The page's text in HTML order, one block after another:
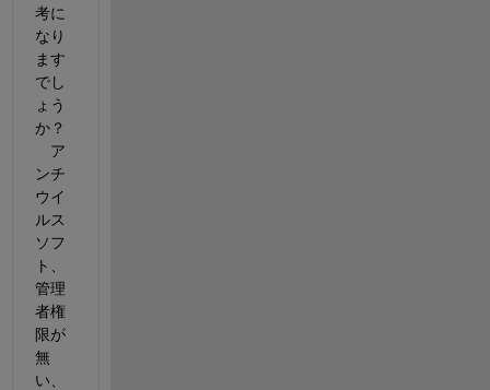
考に
なり
ます
でし
ょう
か？
ア
ンチ
ウイ
ルス
ソフ
ト、
管理
者権
限が
無
い、